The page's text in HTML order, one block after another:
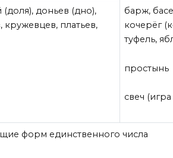
доньев (дно),
кружевцев, платьев,
барж,
кочерёг
туфель,
простынь
свеч (игра
форм единственного числа